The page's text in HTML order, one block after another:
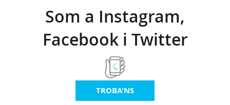
Som a Instagram,
Facebook i Twitter
TROBA'NS